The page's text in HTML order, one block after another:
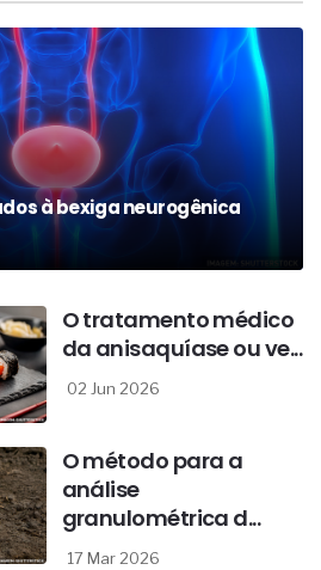
à bexiga neurogênica
O tratamento médico
da anisaquíase ou ve...
02 Jun 2026
O método para a
análise
granulométrica d...
17 Mar 2026